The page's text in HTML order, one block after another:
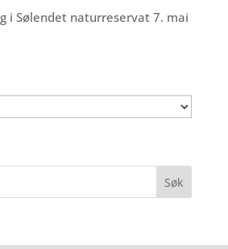
i Sølendet naturreservat 7. mai